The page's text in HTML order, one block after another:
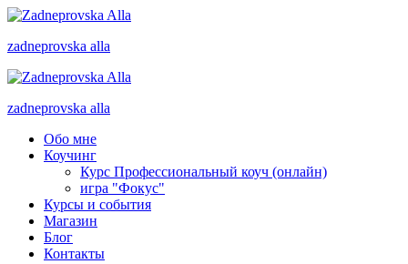
zadneprovska alla
zadneprovska alla
Обо мне
Коучинг
Курс Профессиональный коуч (онлайн)
игра "Фокус"
Курсы и события
Магазин
Блог
Контакты